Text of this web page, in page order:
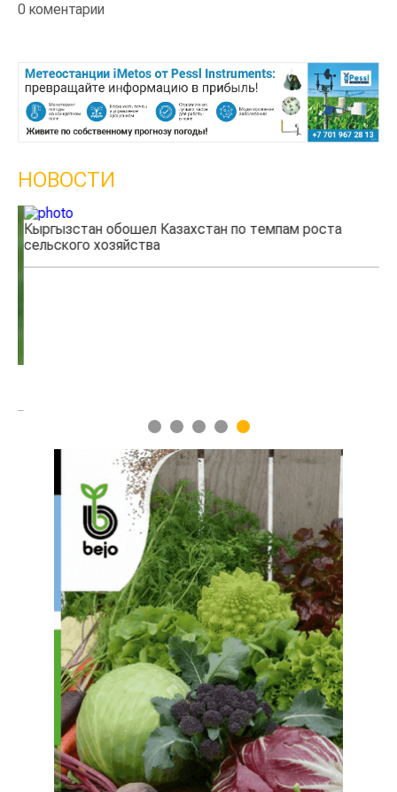
0 коментарии
НОВОСТИ
Кыргызстан обошел Казахстан по темпам роста
сельского хозяйства
1 2 3 4 5